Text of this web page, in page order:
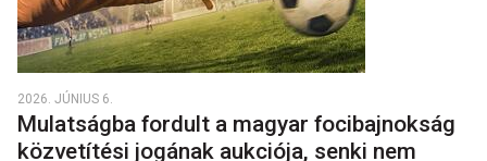
2026. JÚNIUS 6.
Mulatságba fordult a magyar focibajnokság
közvetítési jogának aukciója, senki nem